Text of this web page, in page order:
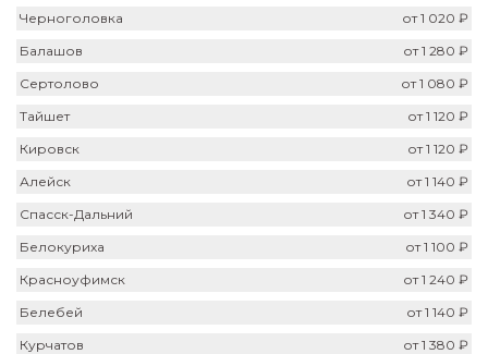
Черноголовка
от 1 020 ₽
Балашов
от 1 280 ₽
Сертолово
от 1 080 ₽
Тайшет
от 1 120 ₽
Кировск
от 1 120 ₽
Алейск
от 1 140 ₽
Спасск-Дальний
от 1 340 ₽
Белокуриха
от 1 100 ₽
Красноуфимск
от 1 240 ₽
Белебей
от 1 140 ₽
Курчатов
от 1 380 ₽